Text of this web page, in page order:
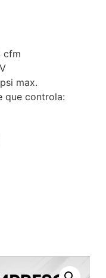
cfm
max.
que controla: